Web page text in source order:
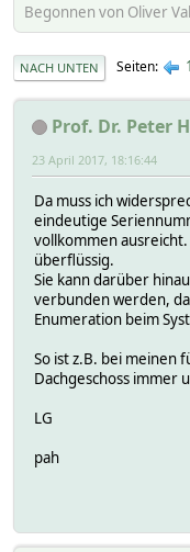
Begonnen von Oliver
NACH UNTEN Seiten 1
Prof. Dr. Peter
23 April 2017, 18:16:44
Da muss ich
eindeutige
vollkommen ausreicht.
überflüssig.
Sie kann darüber
verbunden werden,
Enumeration beim
So ist z.B. bei meinen
Dachgeschoss immer
LG
pah